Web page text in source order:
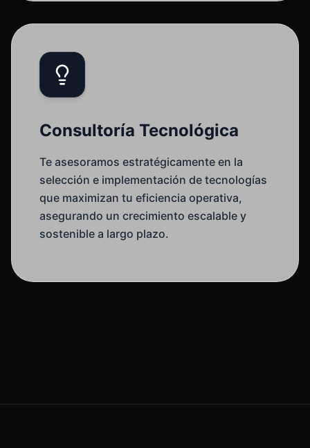
Consultoría Tecnológica
Te asesoramos estratégicamente en la
selección e implementación de tecnologías
que maximizan tu eficiencia operativa,
asegurando un crecimiento escalable y
sostenible a largo plazo.